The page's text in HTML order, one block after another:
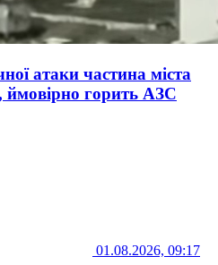
атаки частина міста
ймовірно горить АЗС
01.08.2026, 09:17